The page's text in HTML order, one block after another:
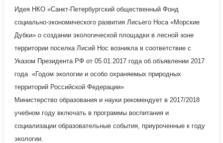
Идея НКО «Санкт-Петербургский общественный Фонд
социально-экономического развития Лисьего Носа «Морские
Дубки» о создании экологической площадки в лесной зоне
территории поселка Лисий Нос возникла в соответствие с
Указом Президента РФ от 05.01.2017 года об объявлении 2017
года «Годом экологии и особо охраняемых природных
территорий Российской Федерации»
Министерство образования и науки рекомендует в 2017/2018
учебном году включать в программы воспитания и
социализации образовательные события, приуроченные к году
экологии.